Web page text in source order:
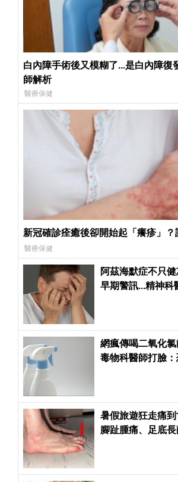
白內障手術後又模糊了...是白內障復
師解析
醫療保健
新冠確診痊癒後卻開始起「癢疹」？
醫療保健
阿茲海默症不只
早期警訊...精神科
網瘋傳喝二氧化氯
毒物科醫師打臉
暑假旅遊狂走痛
腳趾腫痛、足底長繭